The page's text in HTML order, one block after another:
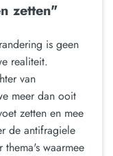
zetten"
is geen
realiteit.
van
meer dan ooit
zetten en mee
de antifragiele
waarmee